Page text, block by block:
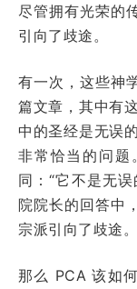
尽管拥有光荣的
引向了歧途。
有一次，这些神
篇文章，其中有
中的圣经是无误
非常恰当的问题
同：“它不是无
院院长的回答中
宗派引向了歧途。
那么 PCA 该如